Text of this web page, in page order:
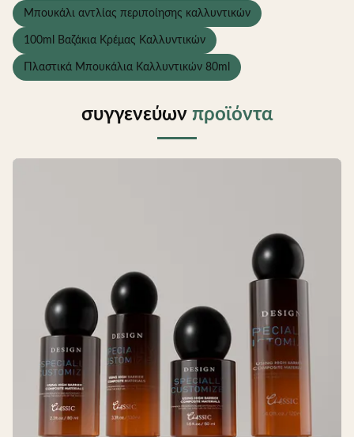
Μπουκάλι αντλίας περιποίησης καλλυντικών
100ml Βαζάκια Κρέμας Καλλυντικών
Πλαστικά Μπουκάλια Καλλυντικών 80ml
συγγενεύων προϊόντα